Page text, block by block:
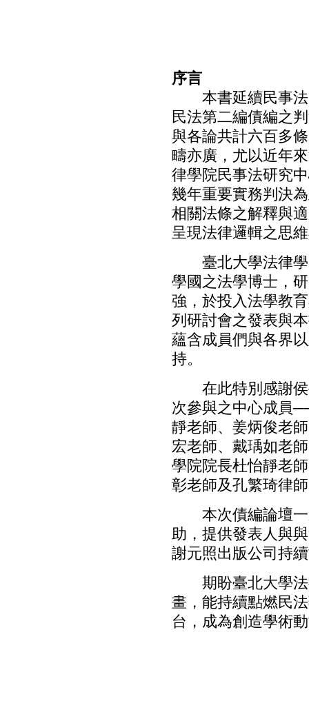
序言
本書延續民事法
民法第二編債編之
與各論共計六百多
疇亦廣，尤以近年
律學院民事法研究
幾年重要實務判決
相關法條之解釋與
呈現法律邏輯之思
臺北大學法律學
學國之法學博士，
強，於投入法學教
列研討會之發表與
蘊含成員們與各界
持。
在此特別感謝侯
次參與之中心成員
靜老師、姜炳俊老
宏老師、戴瑀如老
學院院長杜怡靜老
彰老師及孔繁琦律
本次債編論壇一
助，提供發表人與
謝元照出版公司持
期盼臺北大學法
畫，能持續點燃民
台，成為創造學術